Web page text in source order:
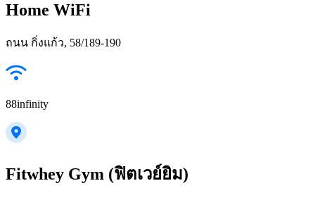
Home WiFi
ถนน กิ่งแก้ว, 58/189-190
88infinity
Fitwhey Gym (ฟิตเวย์ยิม)